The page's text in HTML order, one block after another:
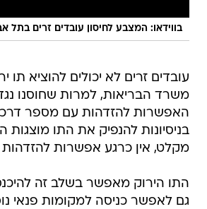
בווידאו: המצבע לחיסון עובדים זרים בתל
עובדים זרים לא יכולים להוציא תו
משרד הבריאות, למרות שחוסנו
האפשרות להזדהות עם מספר
בניסיונות להנפיק את התו
מקלט, אין כרגע אפשרות
התו הירוק מאפשר בשלב זה
גם לאפשר כניסה למקומות פנאי